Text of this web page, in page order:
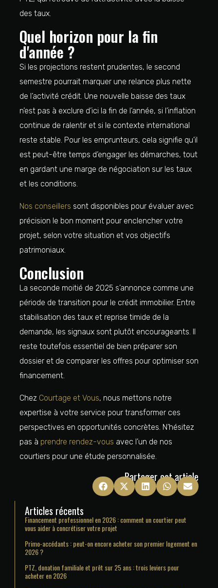
des taux.
Quel horizon pour la fin
d'année ?
Si les projections restent prudentes, le second
semestre pourrait marquer une relance plus nette
de l’activité crédit. Une nouvelle baisse des taux
n’est pas à exclure d’ici la fin de l’année, si l’inflation
continue de ralentir et si le contexte international
reste stable. Pour les emprunteurs, cela signifie qu’il
est peut-être temps d’engager les démarches, tout
en gardant une marge de négociation sur les taux
et les conditions.
Nos conseillers sont disponibles pour évaluer avec
précision le bon moment pour enclencher votre
projet, selon votre situation et vos objectifs
patrimoniaux.
Conclusion
La seconde moitié de 2025 s’annonce comme une
période de transition pour le crédit immobilier. Entre
stabilisation des taux et reprise timide de la
demande, les signaux sont plutôt encourageants. Il
reste toutefois essentiel de bien préparer son
dossier et de comparer les offres pour optimiser son
financement.
Chez Courtage et Vous, nous mettons notre
expertise à votre service pour transformer ces
perspectives en opportunités concrètes. N’hésitez
pas à prendre rendez-vous avec l’un de nos
courtiers pour une étude personnalisée.
Partager cet article
Articles récents
Financement professionnel en 2026 : comment un courtier peut
vous aider à concrétiser votre projet
Primo-accédants : peut-on encore acheter son premier logement en
2026 ?
PTZ, donation familiale et prêt sur 25 ans : trois leviers pour
acheter en 2026